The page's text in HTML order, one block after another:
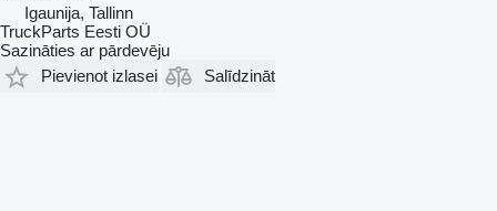
Igaunija, Tallinn
TruckParts Eesti OÜ
Sazināties ar pārdevēju
Pievienot izlasei
Salīdzināt